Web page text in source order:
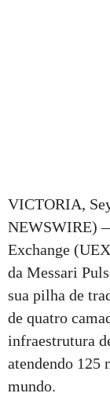
VICTORIA,
NEWSWIRE)
Exchange
da Messari
sua pilha de
de quatro
infraestrutura
atendendo 125
mundo.